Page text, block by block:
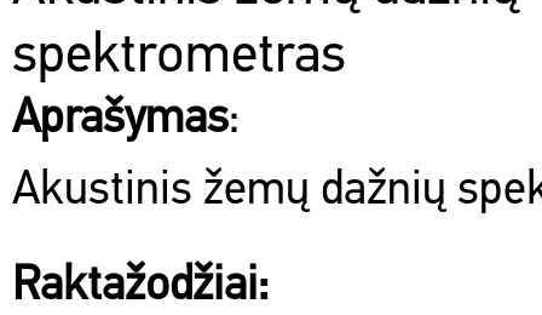
spektrometras
Aprašymas:
Akustinis žemų dažnių
Raktažodžiai: